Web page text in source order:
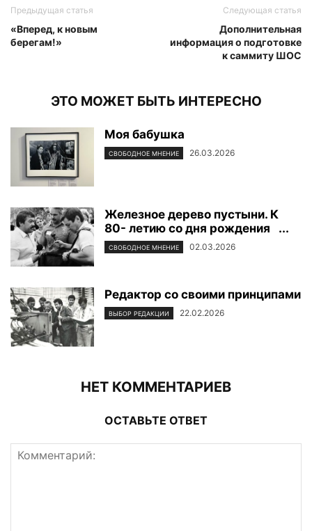
Предыдущая статья
«Вперед, к новым
берегам!»
Следующая статья
Дополнительная
информация о подготовке
к саммиту ШОС
ЭТО МОЖЕТ БЫТЬ ИНТЕРЕСНО
Моя бабушка
СВОБОДНОЕ МНЕНИЕ 26.03.2026
Железное дерево пустыни. К
80- летию со дня рождения ...
СВОБОДНОЕ МНЕНИЕ 02.03.2026
Редактор со своими принципами
ВЫБОР РЕДАКЦИИ 22.02.2026
НЕТ КОММЕНТАРИЕВ
ОСТАВЬТЕ ОТВЕТ